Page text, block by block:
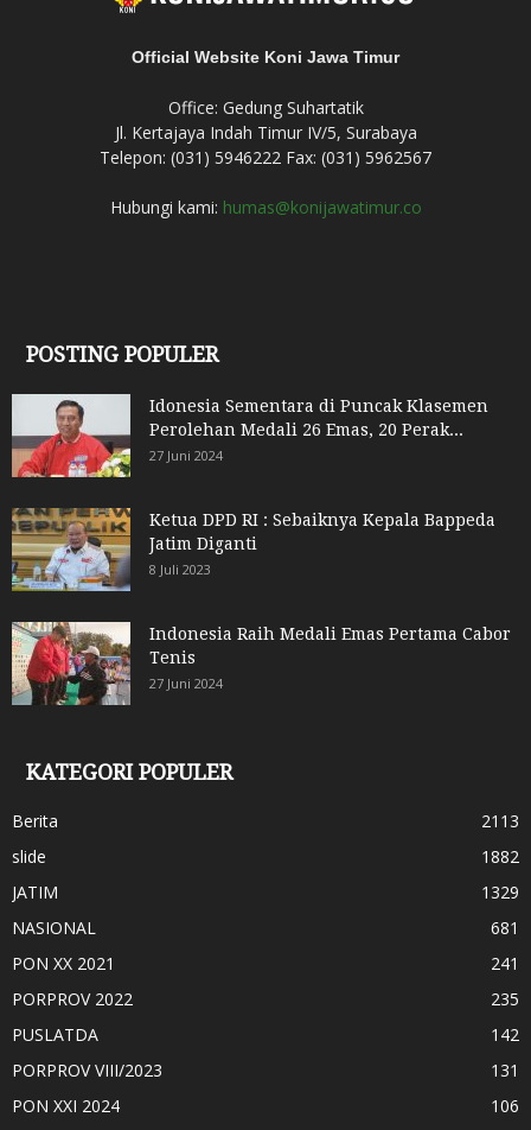
Official Website Koni Jawa Timur
Office: Gedung Suhartatik
Jl. Kertajaya Indah Timur IV/5, Surabaya
Telepon: (031) 5946222 Fax: (031) 5962567
Hubungi kami: humas@konijawatimur.co
POSTING POPULER
Idonesia Sementara di Puncak Klasemen
Perolehan Medali 26 Emas, 20 Perak...
27 Juni 2024
Ketua DPD RI : Sebaiknya Kepala Bappeda
Jatim Diganti
8 Juli 2023
Indonesia Raih Medali Emas Pertama Cabor
Tenis
27 Juni 2024
KATEGORI POPULER
Berita
2113
slide
1882
JATIM
1329
NASIONAL
681
PON XX 2021
241
PORPROV 2022
235
PUSLATDA
142
PORPROV VIII/2023
131
PON XXI 2024
106